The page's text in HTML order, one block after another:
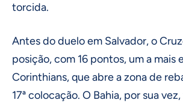
torcida.
Antes do duelo em Salvador, o
posição, com 16 pontos, um a mais
Corinthians, que abre a zona de
17ª colocação. O Bahia, por sua